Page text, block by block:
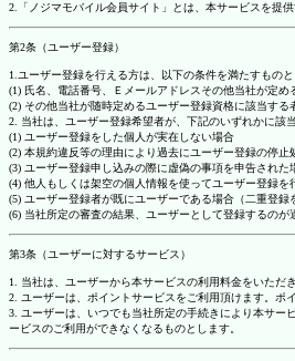
2.「ノジマモバイル会員サイト」とは、本サービスを提
第2条（ユーザー登録）
1.ユーザー登録を行える方は、以下の条件を満たすものと
(1) 氏名、電話番号、Ｅメールアドレスその他当社が定め
(2) その他当社が随時定めるユーザー登録資格に該当する
2. 当社は、ユーザー登録希望者が、下記のいずれかに該
(1) ユーザー登録をした個人が実在しない場合
(2) 本規約違反等の理由により過去にユーザー登録の停
(3) ユーザー登録申し込みの際に虚偽の事項を申告された
(4) 他人もしくは架空の個人情報を使ってユーザー登録を
(5) ユーザー登録者が既にユーザーである場合（二重登録
(6) 当社所定の審査の結果、ユーザーとして登録するの
第3条（ユーザーに対するサービス）
1. 当社は、ユーザーから本サービスの利用料金をいただ
2. ユーザーは、ポイントサービスをご利用頂けます。ポ
3. ユーザーは、いつでも当社所定の手続きにより本サー
ービスのご利用ができなくなるものとします。